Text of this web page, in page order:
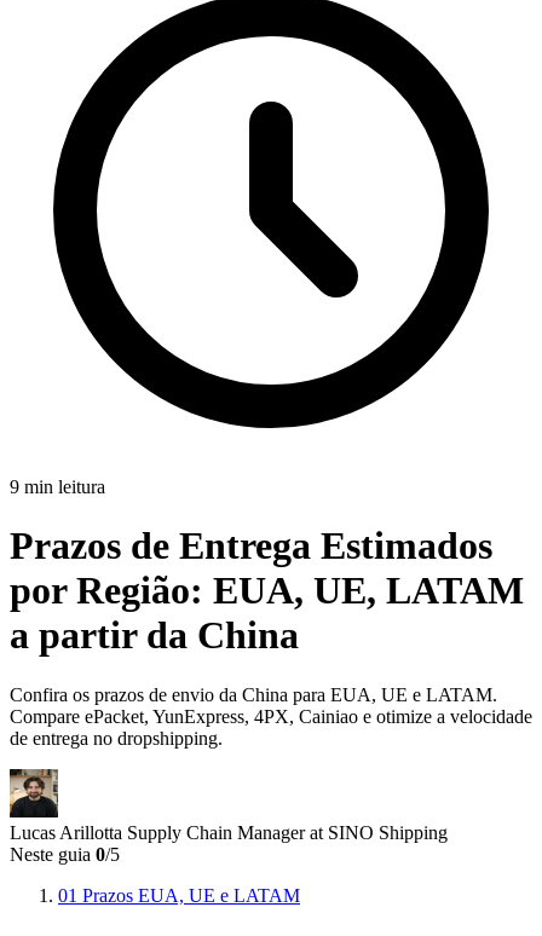
9 min leitura
Prazos de Entrega Estimados
por Região: EUA, UE, LATAM
a partir da China
Confira os prazos de envio da China para EUA, UE e LATAM.
Compare ePacket, YunExpress, 4PX, Cainiao e otimize a velocidade
de entrega no dropshipping.
Lucas Arillotta Supply Chain Manager at SINO Shipping
Neste guia 0/5
01 Prazos EUA, UE e LATAM